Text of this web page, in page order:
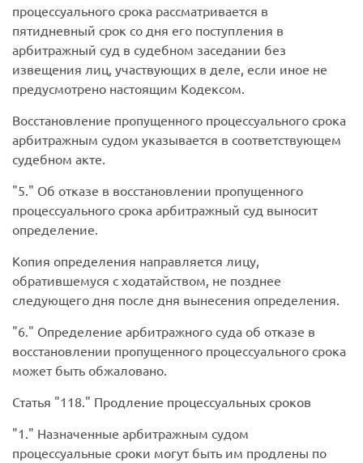
процессуального срока рассматривается в
пятидневный срок со дня его поступления в
арбитражный суд в судебном заседании без
извещения лиц, участвующих в деле, если иное не
предусмотрено настоящим Кодексом.
Восстановление пропущенного процессуального срока
арбитражным судом указывается в соответствующем
судебном акте.
5.
Об отказе в восстановлении пропущенного
процессуального срока арбитражный суд выносит
определение.
Копия определения направляется лицу,
обратившемуся с ходатайством, не позднее
следующего дня после дня вынесения определения.
6.
Определение арбитражного суда об отказе в
восстановлении пропущенного процессуального срока
может быть обжаловано.
Статья
118.
Продление процессуальных сроков
1.
Назначенные арбитражным судом
процессуальные сроки могут быть им продлены по